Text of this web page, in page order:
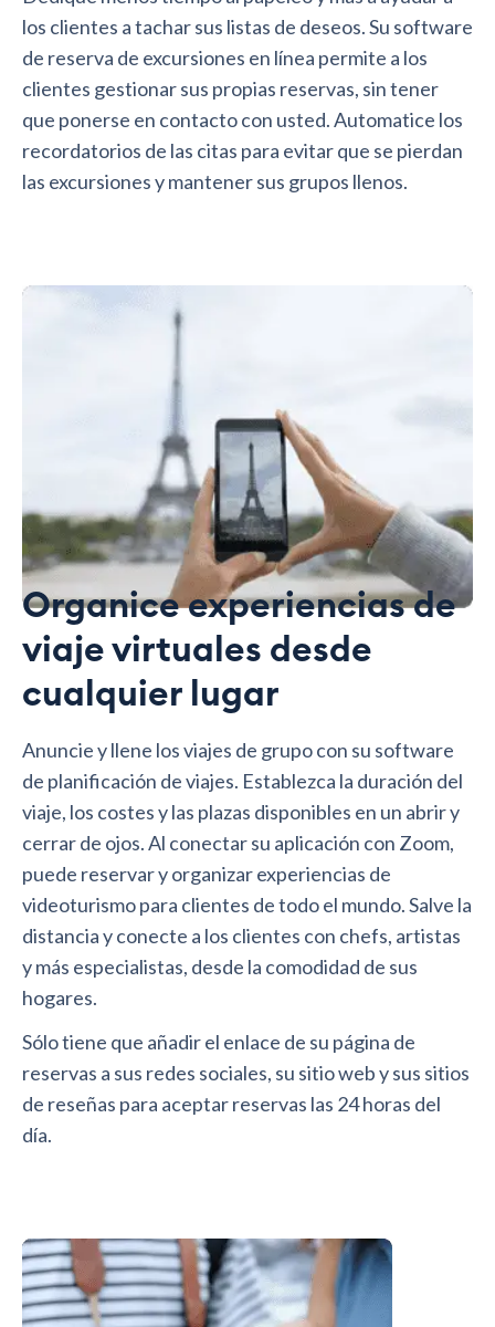
los clientes a tachar sus listas de deseos. Su software
de reserva de excursiones en línea permite a los
clientes gestionar sus propias reservas, sin tener
que ponerse en contacto con usted. Automatice los
recordatorios de las citas para evitar que se pierdan
las excursiones y mantener sus grupos llenos.
Organice experiencias de
viaje virtuales desde
cualquier lugar
Anuncie y llene los viajes de grupo con su software
de planificación de viajes. Establezca la duración del
viaje, los costes y las plazas disponibles en un abrir y
cerrar de ojos. Al conectar su aplicación con Zoom,
puede reservar y organizar experiencias de
videoturismo para clientes de todo el mundo. Salve la
distancia y conecte a los clientes con chefs, artistas
y más especialistas, desde la comodidad de sus
hogares.
Sólo tiene que añadir el enlace de su página de
reservas a sus redes sociales, su sitio web y sus sitios
de reseñas para aceptar reservas las 24 horas del
día.